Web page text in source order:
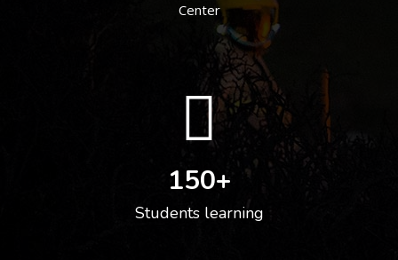
Center
150+
Students learning